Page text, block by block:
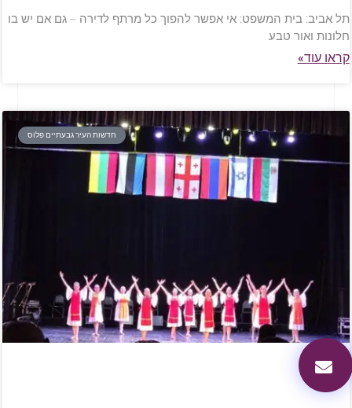
תל אביב: בית המשפט: אי אפשר להפוך כל מרתף לדירה – גם אם יש בו
חלונות ואור טבע
קראו עוד»
חדשות העיר גבעתיים פלוס